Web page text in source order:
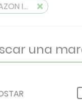
AMAZON IV PRO HR